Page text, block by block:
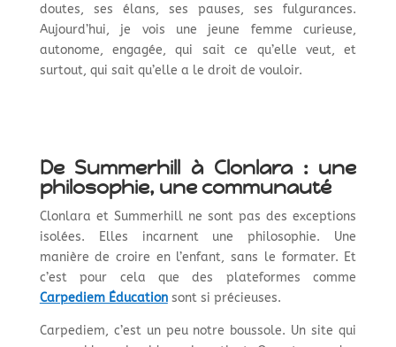
doutes, ses élans, ses pauses, ses fulgurances.
Aujourd’hui, je vois une jeune femme curieuse,
autonome, engagée, qui sait ce qu’elle veut, et
surtout, qui sait qu’elle a le droit de vouloir.
De Summerhill à Clonlara : une
philosophie, une communauté
Clonlara et Summerhill ne sont pas des exceptions
isolées. Elles incarnent une philosophie. Une
manière de croire en l’enfant, sans le formater. Et
c’est pour cela que des plateformes comme
Carpediem Éducationsont si précieuses.
Carpediem, c’est un peu notre boussole. Un site qui